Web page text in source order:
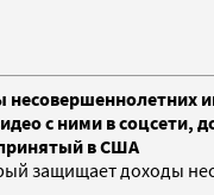
с ними в
в США
защищает доходы